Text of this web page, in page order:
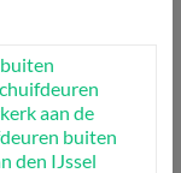
aan de
buiten
den IJssel